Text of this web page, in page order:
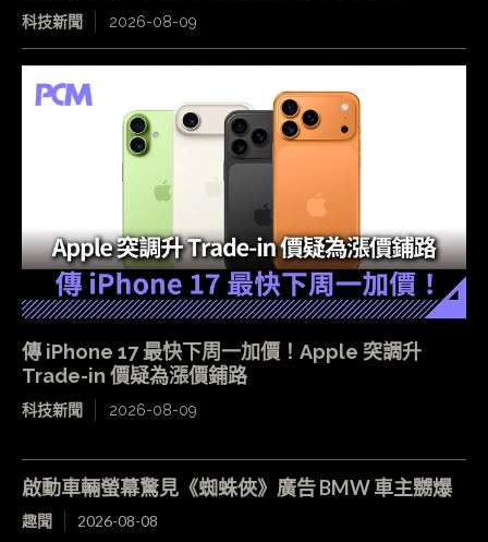
科技新聞 2026-08-09
傳 iPhone 17 最快下周一加價！Apple 突調升
Trade-in 價疑為漲價鋪路
科技新聞 2026-08-09
啟動車輛螢幕驚見《蜘蛛俠》廣告 BMW 車主嬲爆
趣聞 2026-08-08